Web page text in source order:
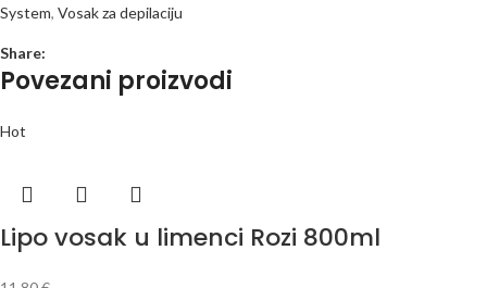
System, Vosak za depilaciju
Share:
Povezani proizvodi
Hot
Lipo vosak u limenci Rozi 800ml